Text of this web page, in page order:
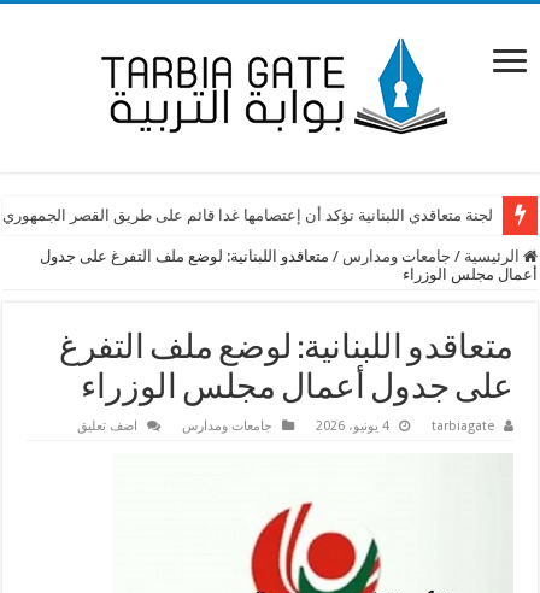
لجنة متعاقدي اللبنانية تؤكد أن إعتصامها غدا قائم على طريق القصر الجمهوري
الرئيسية / جامعات ومدارس / متعاقدو اللبنانية: لوضع ملف التفرغ على جدول
أعمال مجلس الوزراء
متعاقدو اللبنانية: لوضع ملف التفرغ
على جدول أعمال مجلس الوزراء
tarbiagate 4 يونيو، 2026 جامعات ومدارس اضف تعليق